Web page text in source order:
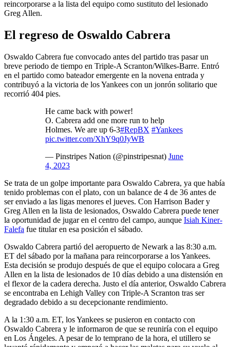
reincorporarse a la lista del equipo como sustituto del lesionado
Greg Allen.
El regreso de Oswaldo Cabrera
Oswaldo Cabrera fue convocado antes del partido tras pasar un
breve periodo de tiempo en Triple-A Scranton/Wilkes-Barre. Entró
en el partido como bateador emergente en la novena entrada y
contribuyó a la victoria de los Yankees con un jonrón solitario que
recorrió 404 pies.
He came back with power!
O. Cabrera add one more run to help
Holmes. We are up 6-3#RepBX #Yankees
pic.twitter.com/XhY9q0JyWB
— Pinstripes Nation (@pinstripesnat) June
4, 2023
Se trata de un golpe importante para Oswaldo Cabrera, ya que había
tenido problemas con el plato, con un balance de 4 de 36 antes de
ser enviado a las ligas menores el jueves. Con Harrison Bader y
Greg Allen en la lista de lesionados, Oswaldo Cabrera puede tener
la oportunidad de jugar en el centro del campo, aunque Isiah Kiner-
Falefa fue titular en esa posición el sábado.
Oswaldo Cabrera partió del aeropuerto de Newark a las 8:30 a.m.
ET del sábado por la mañana para reincorporarse a los Yankees.
Esta decisión se produjo después de que el equipo colocara a Greg
Allen en la lista de lesionados de 10 días debido a una distensión en
el flexor de la cadera derecha. Justo el día anterior, Oswaldo Cabrera
se encontraba en Lehigh Valley con Triple-A Scranton tras ser
degradado debido a su decepcionante rendimiento.
A la 1:30 a.m. ET, los Yankees se pusieron en contacto con
Oswaldo Cabrera y le informaron de que se reuniría con el equipo
en Los Ángeles. A pesar de lo temprano de la hora, el utillero se